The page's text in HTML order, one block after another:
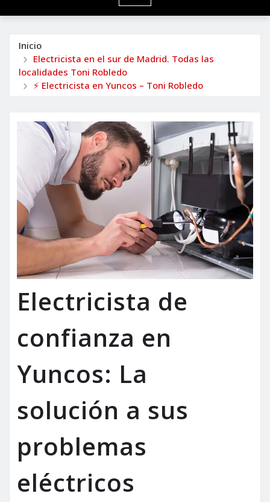
Inicio
Electricista en el sur de Madrid. Todas las
localidades Toni Robledo
⚡ Electricista en Yuncos – Toni Robledo
Electricista de
confianza en
Yuncos: La
solución a sus
problemas
eléctricos